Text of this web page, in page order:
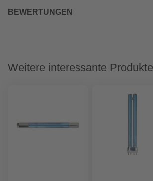
BEWERTUNGEN
Weitere interessante Produkte